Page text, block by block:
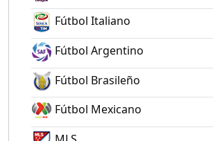
Fútbol Italiano
Fútbol Argentino
Fútbol Brasileño
Fútbol Mexicano